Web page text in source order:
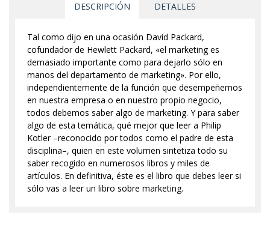
DESCRIPCIÓN DETALLES
Tal como dijo en una ocasión David Packard,
cofundador de Hewlett Packard, «el marketing es
demasiado importante como para dejarlo sólo en
manos del departamento de marketing». Por ello,
independientemente de la función que desempeñemos
en nuestra empresa o en nuestro propio negocio,
todos debemos saber algo de marketing. Y para saber
algo de esta temática, qué mejor que leer a Philip
Kotler –reconocido por todos como el padre de esta
disciplina–, quien en este volumen sintetiza todo su
saber recogido en numerosos libros y miles de
artículos. En definitiva, éste es el libro que debes leer si
sólo vas a leer un libro sobre marketing.